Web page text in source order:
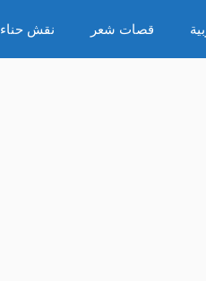
قصات شعر نقش حناء